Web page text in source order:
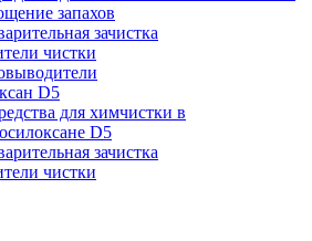
запахов
зачистка
чистки
D5
для химчистки в
D5
зачистка
чистки